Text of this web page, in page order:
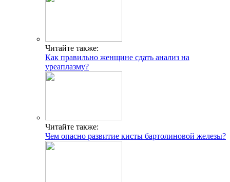
Читайте также:
Как правильно женщине сдать анализ на
уреаплазму?
Читайте также:
Чем опасно развитие кисты бартолиновой железы?